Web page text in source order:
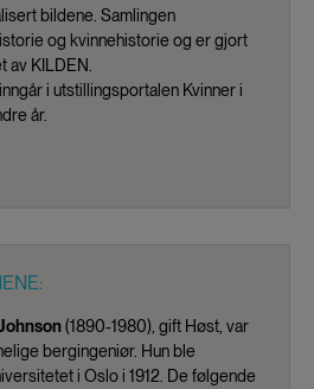
bildene. Samlingen
og kvinnehistorie og er gjort
av KILDEN.
i utstillingsportalen Kvinner i
år.
(1890-1980), gift Høst, var
bergingeniør. Hun ble
i Oslo i 1912. De følgende